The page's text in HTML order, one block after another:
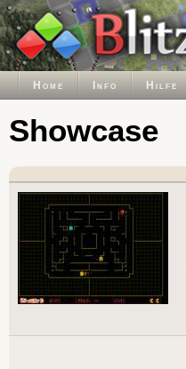
Home Info Hilfe
Showcase